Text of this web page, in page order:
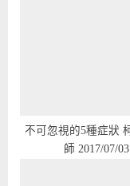
不可忽視的5種症狀 柯敏毓醫
師 2017/07/03